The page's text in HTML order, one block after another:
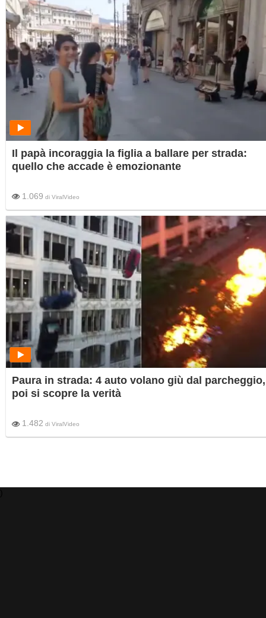
Il papà incoraggia la figlia a ballare per strada:
quello che accade è emozionante
1.069 di ViralVideo
Paura in strada: 4 auto volano giù dal parcheggio,
poi si scopre la verità
1.482 di ViralVideo